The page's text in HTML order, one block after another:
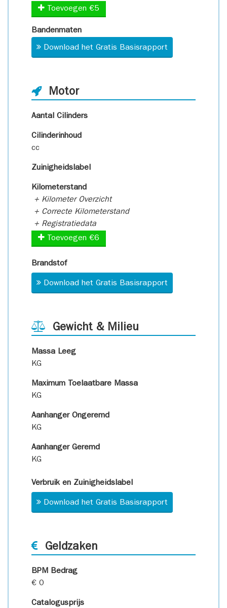
Toevoegen €5
Bandenmaten
Download het Gratis Basisrapport
Motor
Aantal Cilinders
Cilinderinhoud
cc
Zuinigheidslabel
Kilometerstand
+ Kilometer Overzicht
+ Correcte Kilometerstand
+ Registratiedata
Toevoegen €6
Brandstof
Download het Gratis Basisrapport
Gewicht & Milieu
Massa Leeg
KG
Maximum Toelaatbare Massa
KG
Aanhanger Ongeremd
KG
Aanhanger Geremd
KG
Verbruik en Zuinigheidslabel
Download het Gratis Basisrapport
Geldzaken
BPM Bedrag
€ 0
Catalogusprijs